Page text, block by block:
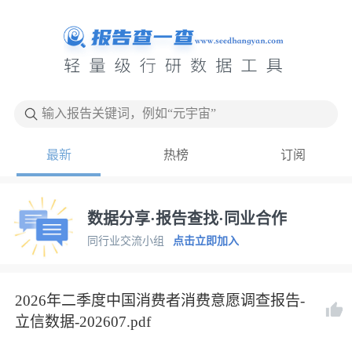
输入报告关键词，例如“元宇宙”
最新 热榜 订阅
数据分享·报告查找·同业合作
同行业交流小组 点击立即加入
2026年二季度中国消费者消费意愿调查报告-
立信数据-202607.pdf